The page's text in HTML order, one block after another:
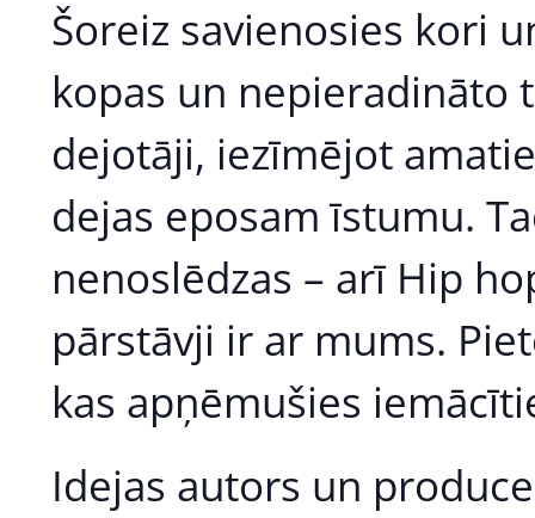
Šoreiz savienosies kori
kopas un nepieradināto
dejotāji, iezīmējot
dejas eposam īstumu.
nenoslēdzas – arī Hip
pārstāvji ir ar mums.
kas apņēmušies
Idejas autors un